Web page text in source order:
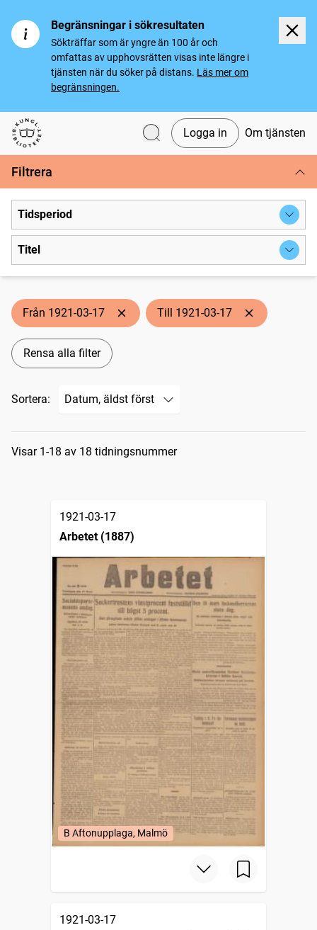
Begränsningar i sökresultaten
Sökträffar som är yngre än 100 år och
omfattas av upphovsrätten visas inte längre i
tjänsten när du söker på distans. Läs mer om
begränsningen.
Svenska tidningar
Logga in Om tjänsten
Filtrera
Tidsperiod
Titel
Från 1921-03-17 Till 1921-03-17
Rensa alla filter
Sortera:
Sökresultat
Visar 1-18 av 18 tidningsnummer
1921-03-17
Arbetet (1887)
B Aftonupplaga, Malmö
1921-03-17